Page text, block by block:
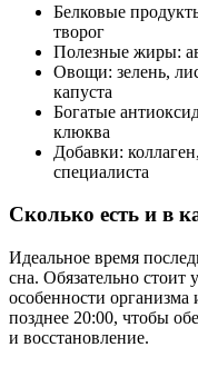
Белковые
творог
Полезные жиры:
Овощи: зелень,
капуста
Богатые
клюква
Добавки:
специалиста
Сколько есть и в
Идеальное время
сна. Обязательно
особенности организма
позднее 20:00, чтобы
и восстановление.